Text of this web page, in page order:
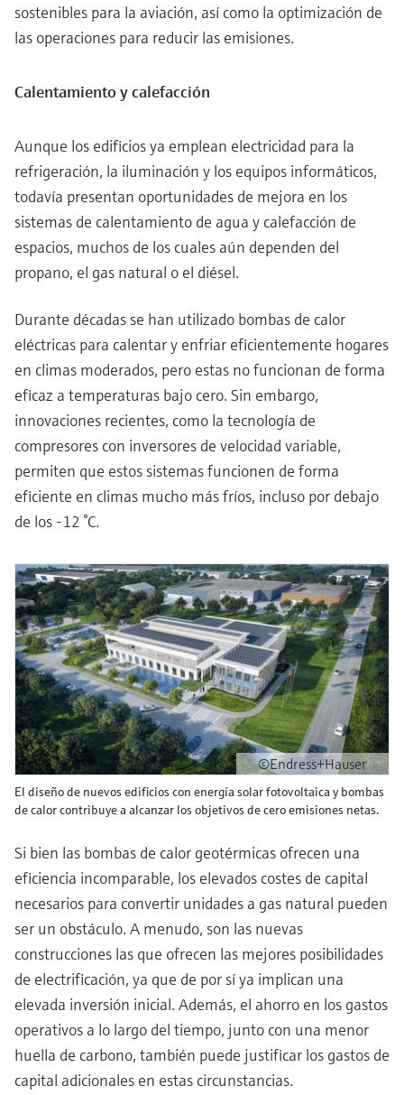
sostenibles para la aviación, así como la optimización de
las operaciones para reducir las emisiones.
Calentamiento y calefacción
Aunque los edificios ya emplean electricidad para la
refrigeración, la iluminación y los equipos informáticos,
todavía presentan oportunidades de mejora en los
sistemas de calentamiento de agua y calefacción de
espacios, muchos de los cuales aún dependen del
propano, el gas natural o el diésel.
Durante décadas se han utilizado bombas de calor
eléctricas para calentar y enfriar eficientemente hogares
en climas moderados, pero estas no funcionan de forma
eficaz a temperaturas bajo cero. Sin embargo,
innovaciones recientes, como la tecnología de
compresores con inversores de velocidad variable,
permiten que estos sistemas funcionen de forma
eficiente en climas mucho más fríos, incluso por debajo
de los -12 °C.
©Endress+Hauser
El diseño de nuevos edificios con energía solar fotovoltaica y bombas
de calor contribuye a alcanzar los objetivos de cero emisiones netas.
Si bien las bombas de calor geotérmicas ofrecen una
eficiencia incomparable, los elevados costes de capital
necesarios para convertir unidades a gas natural pueden
ser un obstáculo. A menudo, son las nuevas
construcciones las que ofrecen las mejores posibilidades
de electrificación, ya que de por sí ya implican una
elevada inversión inicial. Además, el ahorro en los gastos
operativos a lo largo del tiempo, junto con una menor
huella de carbono, también puede justificar los gastos de
capital adicionales en estas circunstancias.